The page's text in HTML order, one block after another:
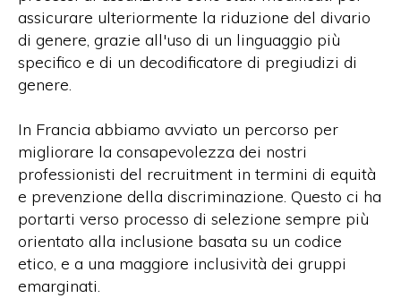
assicurare ulteriormente la riduzione del divario
di genere, grazie all'uso di un linguaggio più
specifico e di un decodificatore di pregiudizi di
genere.
In Francia abbiamo avviato un percorso per
migliorare la consapevolezza dei nostri
professionisti del recruitment in termini di equità
e prevenzione della discriminazione. Questo ci ha
portarti verso processo di selezione sempre più
orientato alla inclusione basata su un codice
etico, e a una maggiore inclusività dei gruppi
emarginati.